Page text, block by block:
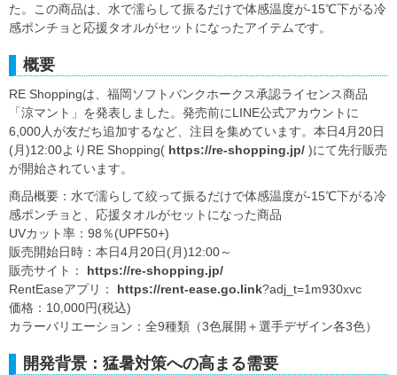
た。この商品は、水で濡らして振るだけで体感温度が-15℃下がる冷
感ポンチョと応援タオルがセットになったアイテムです。
概要
RE Shoppingは、福岡ソフトバンクホークス承認ライセンス商品
「涼マント」を発表しました。発売前にLINE公式アカウントに
6,000人が友だち追加するなど、注目を集めています。本日4月20日
(月)12:00よりRE Shopping( https://re-shopping.jp/ )にて先行販売
が開始されています。
商品概要：水で濡らして絞って振るだけで体感温度が-15℃下がる冷
感ポンチョと、応援タオルがセットになった商品
UVカット率：98％(UPF50+)
販売開始日時：本日4月20日(月)12:00～
販売サイト： https://re-shopping.jp/
RentEaseアプリ： https://rent-ease.go.link?adj_t=1m930xvc
価格：10,000円(税込)
カラーバリエーション：全9種類（3色展開＋選手デザイン各3色）
開発背景：猛暑対策への高まる需要